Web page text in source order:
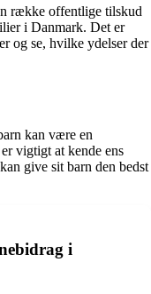
række offentlige tilskud
i Danmark. Det er
og se, hvilke ydelser der
kan være en
vigtigt at kende ens
give sit barn den bedst
i